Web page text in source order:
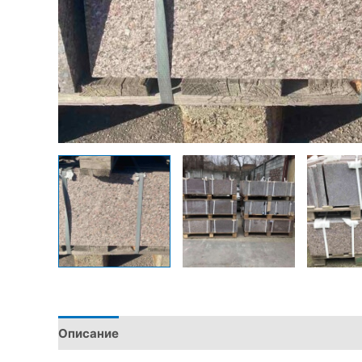
Описание